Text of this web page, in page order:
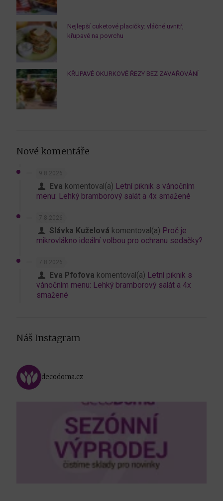
Nejlepší cuketové placičky: vláčné uvnitř,
křupavé na povrchu
KŘUPAVÉ OKURKOVÉ ŘEZY BEZ ZAVAŘOVÁNÍ
Nové komentáře
9.8.2026
Eva komentoval(a) Letní piknik s vánočním
menu: Lehký bramborový salát a 4x smažené
7.8.2026
Slávka Kuželová komentoval(a) Proč je
mikrovlákno ideální volbou pro ochranu sedačky?
7.8.2026
Eva Pfofova komentoval(a) Letní piknik s
vánočním menu: Lehký bramborový salát a 4x
smažené
Náš Instagram
decodoma.cz